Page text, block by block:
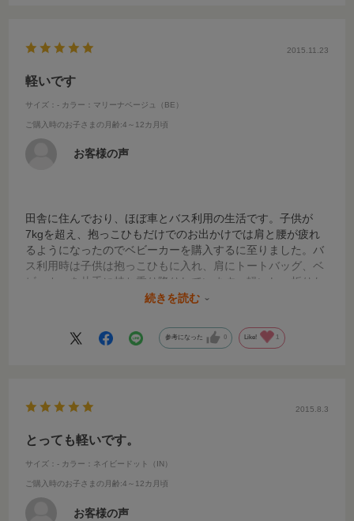
2015.11.23
軽いです
サイズ：- カラー：マリーナベージュ（BE）
ご購入時のお子さまの月齢:4～12カ月頃
お客様の声
田舎に住んでおり、ほぼ車とバス利用の生活です。子供が
7kgを超え、抱っこひもだけでのお出かけでは肩と腰が疲れ
るようになったのでベビーカーを購入するに至りました。バ
ス利用時は子供は抱っこひもに入れ、肩にトートバッグ、ベ
ビーカーを片手に持ち乗り降りしています。軽いし、折りた
たみが非常にすばやく行えるのが良いですね。さすがにガタ
は重量級のベビーカーを選ぶことはできなかったので、気に
なるときは子供を抱っこひもに入れて歩いています。
続きを読む
参考になった 0 Like! 1
2015.8.3
とっても軽いです。
サイズ：- カラー：ネイビードット（IN）
ご購入時のお子さまの月齢:4～12カ月頃
お客様の声